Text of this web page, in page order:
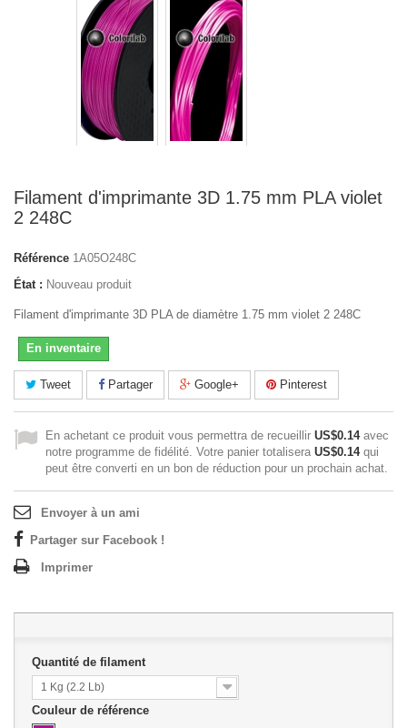
Filament d'imprimante 3D 1.75 mm PLA violet
2 248C
Référence 1A05O248C
État : Nouveau produit
Filament d'imprimante 3D PLA de diamètre 1.75 mm violet 2 248C
En inventaire
Tweet Partager Google+ Pinterest
En achetant ce produit vous permettra de recueillir US$0.14avec
notre programme de fidélité. Votre panier totalisera US$0.14qui
peut être converti en un bon de réduction pour un prochain achat.
Envoyer à un ami
Partager sur Facebook !
Imprimer
Quantité de filament
1 Kg (2.2 Lb)
Couleur de référence